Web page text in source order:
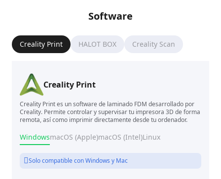
Software
Creality Print HALOT BOX Creality Scan
Creality Print
Creality Print es un software de laminado FDM desarrollado por
Creality. Permite controlar y supervisar tu impresora 3D de forma
remota, así como imprimir directamente desde tu ordenador.
WindowsmacOS (Apple)macOS (Intel)Linux
Solo compatible con Windows y Mac